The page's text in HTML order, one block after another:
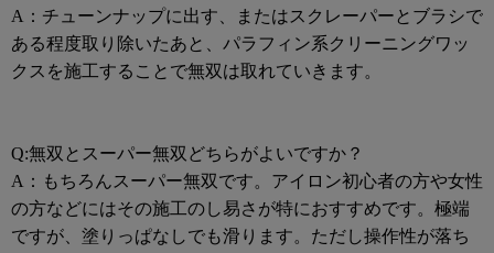
A：チューンナップに出す、またはスクレーパーとブラシで
ある程度取り除いたあと、パラフィン系クリーニングワッ
クスを施工することで無双は取れていきます。
Q:無双とスーパー無双どちらがよいですか？
A：もちろんスーパー無双です。アイロン初心者の方や女性
の方などにはその施工のし易さが特におすすめです。極端
ですが、塗りっぱなしでも滑ります。ただし操作性が落ち